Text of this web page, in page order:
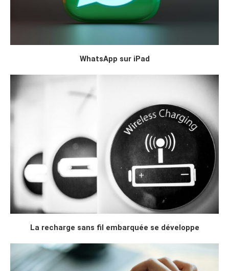
WhatsApp sur iPad
La recharge sans fil embarquée se développe